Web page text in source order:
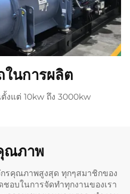
ในการผลิต
งแต่ 10kw ถึง 3000kw
ณภาพ
กรคุณภาพสูงสุด ทุกๆสมาชิกของ
อบในการจัดทําทุกงานของเรา